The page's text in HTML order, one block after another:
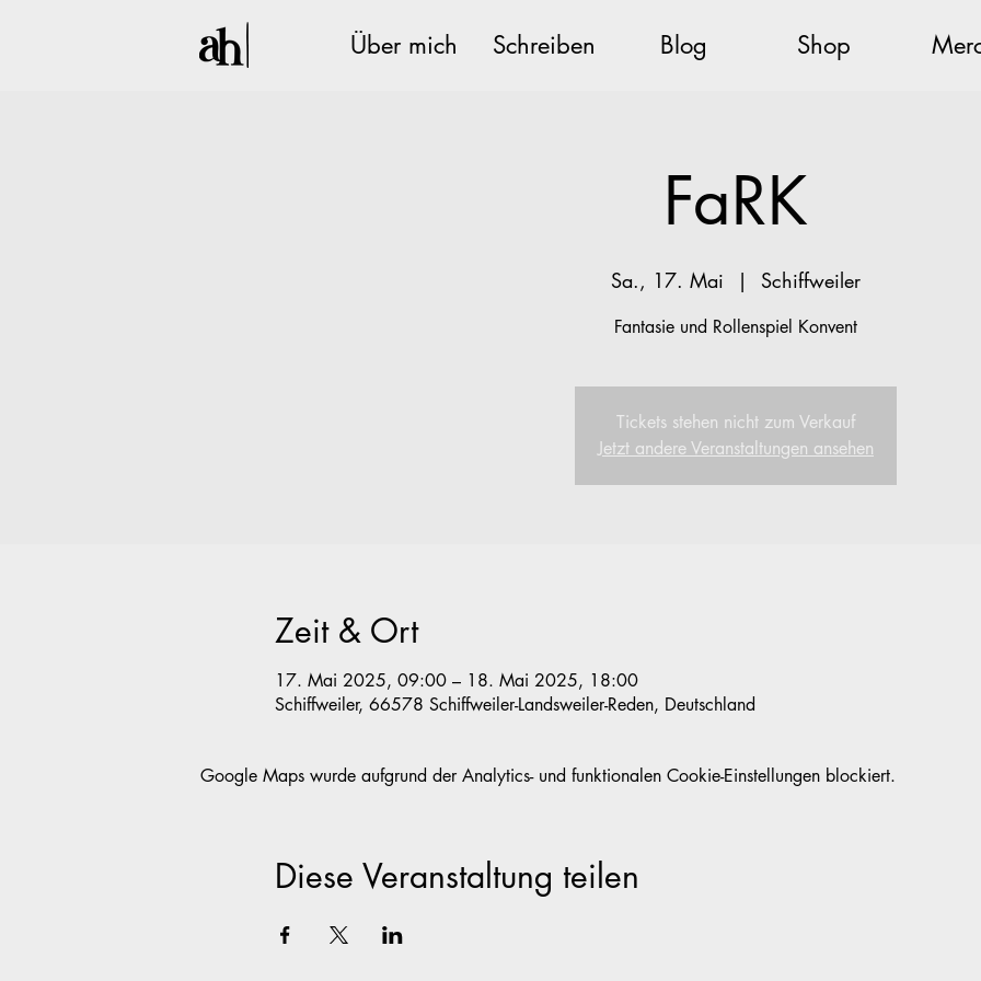
Über mich Schreiben Blog Shop
FaRK
Sa., 17. Mai
  |
Schiffweiler
Fantasie und Rollenspiel Konvent
Tickets stehen nicht zum Verkauf
Jetzt andere Veranstaltungen ansehen
Zeit & Ort
17. Mai 2025, 09:00 – 18. Mai 2025, 18:00
Schiffweiler, 66578 Schiffweiler-Landsweiler-Reden, Deutschland
Google Maps wurde aufgrund der Analytics- und funktionalen Cookie-Einstellungen blockiert.
Diese Veranstaltung teilen